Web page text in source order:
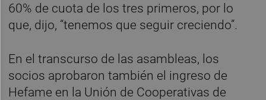
60% de cuota de los tres primeros, por lo
que, dijo, “tenemos que seguir creciendo”.
En el transcurso de las asambleas, los
socios aprobaron también el ingreso de
Hefame en la Unión de Cooperativas de